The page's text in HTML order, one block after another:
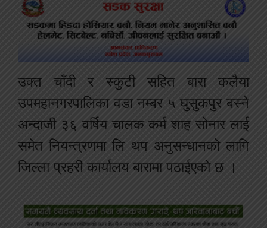
उक्त चाँदी र स्कुटी सहित बारा कलैया
उपमहानगरपालिका वडा नम्बर ५ घुसुकपुर बस्ने
अन्दाजी ३६ वर्षिय चालक कर्म शाह सोनार लाई
समेत नियन्त्रणमा लि थप अनुसन्धानको लागि
जिल्ला प्रहरी कार्यालय बारामा पठाईएको छ ।